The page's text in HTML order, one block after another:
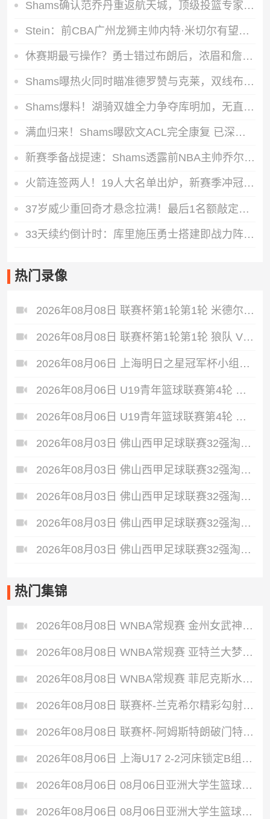
Shams确认范乔丹重返航天城，顶级投篮专家加盟为火箭投射装上引擎
Stein：前CBA广州龙狮主帅内特·米切尔有望出任G联盟德州传奇队主帅
休赛期最亏操作？勇士错过布朗后，浓眉和詹姆斯的加盟可能性直接归零
Shams曝热火同时瞄准德罗赞与克莱，双线布局紧盯买断、交易双重补强机会
Shams爆料！湖骑双雄全力争夺库明加，无直接签约空间只能走先签后换
满血归来！Shams曝欧文ACL完全康复 已深度嵌入独行侠休赛期布局
新赛季备战提速：Shams透露前NBA主帅乔尔格已和掘金敲定首席助教合同
火箭连签两人！19人大名单出炉，新赛季冲冠希望大增
37岁威少重回奇才悬念拉满！最后1名额敲定，四巨头直接冲季后赛
33天续约倒计时：库里施压勇士搭建即战力阵容，11%下家赔率直指尼克斯
热门录像
2026年08月08日 联赛杯第1轮第1轮 米德尔斯堡 VS 雷克瑟姆 全场录像
2026年08月08日 联赛杯第1轮第1轮 狼队 VS 维尔港 全场录像
2026年08月06日 上海明日之星冠军杯小组赛 上海U17 VS 河床U17 全场录像
2026年08月06日 U19青年篮球联赛第4轮 新疆广汇U19 VS 龙狮青年U19 全场录像
2026年08月06日 U19青年篮球联赛第4轮 天津荣钢U19 VS 北京首钢U19 全场录像
2026年08月03日 佛山西甲足球联赛32强淘汰赛 大塘控股 VS 茂名市点都得 全场录像
2026年08月03日 佛山西甲足球联赛32强淘汰赛 广东客家青年 VS 广州英华思力U17 全场录像
2026年08月03日 佛山西甲足球联赛32强淘汰赛 广州求信 VS 顺德新青年 全场录像
2026年08月03日 佛山西甲足球联赛32强淘汰赛 广东凤铝 VS 湛江八部科技 全场录像
2026年08月03日 佛山西甲足球联赛32强淘汰赛 广州蜀地红 VS 广州戴拿模 全场录像
热门集锦
2026年08月08日 WNBA常规赛 金州女武神 94 - 76 达拉斯飞翼 全场集锦
2026年08月08日 WNBA常规赛 亚特兰大梦想 74 - 79 华盛顿神秘人 全场集锦
2026年08月08日 WNBA常规赛 菲尼克斯水星 72 - 75 康涅狄格太阳 全场集锦
2026年08月08日 联赛杯-兰克希尔精彩勾射破门 米德尔斯堡1-0雷克瑟姆
2026年08月08日 联赛杯-阿姆斯特朗破门特林达德建功 狼队3-0维尔港
2026年08月06日 上海U17 2-2河床锁定B组第1 吕孟洋点射阿布力米破门 将战A组第2
2026年08月06日 08月06日亚洲大学生篮球联赛8强赛 北京大学 77 - 79 上海交通大学 集锦
2026年08月06日 08月06日亚洲大学生篮球联赛8强赛 延世大学 67 - 72 政治大学 集锦